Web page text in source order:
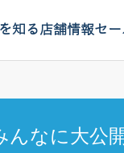
知る店舗情報セー
なに大公